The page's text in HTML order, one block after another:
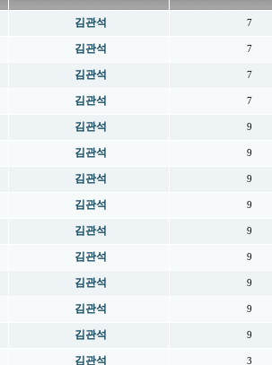
김관석 7
김관석 7
김관석 7
김관석 7
김관석 9
김관석 9
김관석 9
김관석 9
김관석 9
김관석 9
김관석 9
김관석 9
김관석 9
김관석 3